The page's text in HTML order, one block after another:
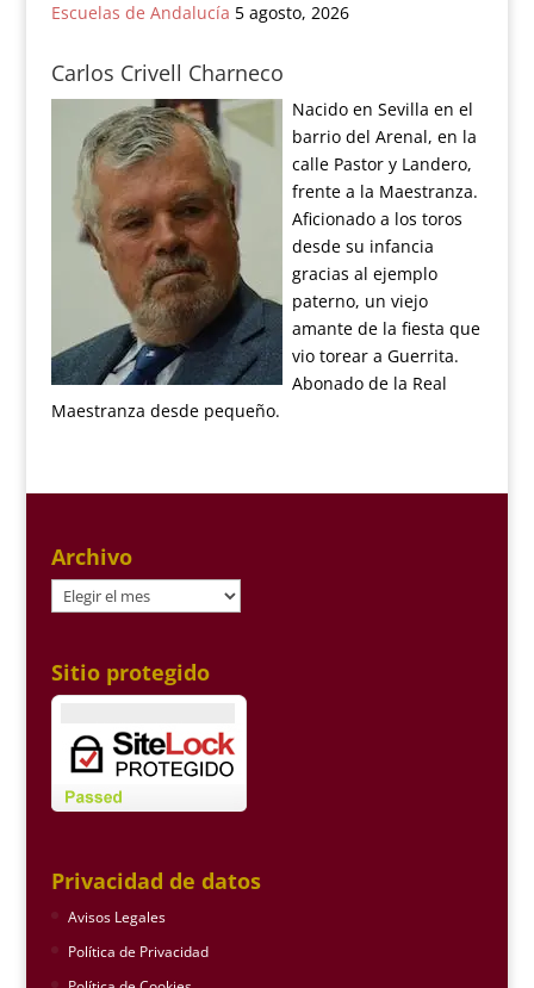
Escuelas de Andalucía 5 agosto, 2026
Carlos Crivell Charneco
Nacido en Sevilla en el
barrio del Arenal, en la
calle Pastor y Landero,
frente a la Maestranza.
Aficionado a los toros
desde su infancia
gracias al ejemplo
paterno, un viejo
amante de la fiesta que
vio torear a Guerrita.
Abonado de la Real
Maestranza desde pequeño.
Archivo
Archivo
Sitio protegido
Privacidad de datos
Avisos Legales
Política de Privacidad